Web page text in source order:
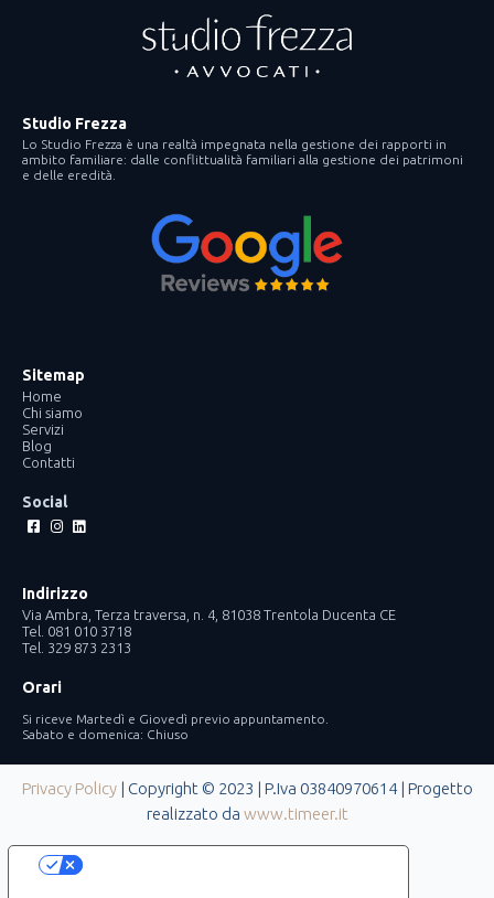
Studio Frezza
Lo Studio Frezza è una realtà impegnata nella gestione dei rapporti in
ambito familiare: dalle conflittualità familiari alla gestione dei patrimoni
e delle eredità.
Sitemap
Home
Chi siamo
Servizi
Blog
Contatti
Social
Facebook-
square
Instagram
Linkedin
Indirizzo
Via Ambra, Terza traversa, n. 4, 81038 Trentola Ducenta CE
Tel. 081 010 3718
Tel. 329 873 2313
Orari
Si riceve Martedì e Giovedì previo appuntamento.
Sabato e domenica: Chiuso
Privacy Policy| Copyright © 2023 | P.Iva 03840970614 | Progetto
realizzato da www.timeer.it
Le tue preferenze relative alla privacy